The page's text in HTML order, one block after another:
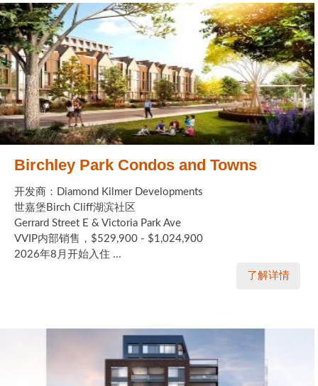
Birchley Park Condos and Towns
开发商：Diamond Kilmer Developments
世嘉堡Birch Cliff湖滨社区
Gerrard Street E & Victoria Park Ave
VVIP内部销售，$529,900 - $1,024,900
2026年8月开始入住 ...
了解详情